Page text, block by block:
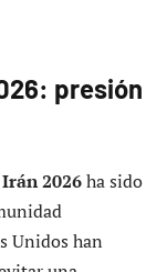
presión
2026ha sido
Unidos han